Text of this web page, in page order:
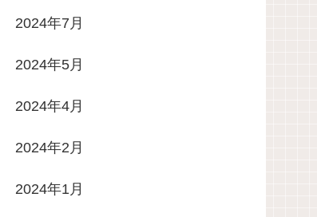
2024年7月
2024年5月
2024年4月
2024年2月
2024年1月